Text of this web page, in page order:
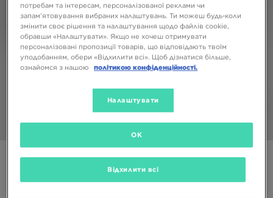
ONLY AT JD
SUPPLY & DEMAND ШТАНИ KILO CRG PNT
потребам та інтересам, персоналізованої реклами чи
запам’ятовування вибраних налаштувань. Ти можеш будь-коли
змінити своє рішення та налаштування щодо файлів cookie,
обравши «Налаштувати». Якщо не хочеш отримувати
персоналізовані пропозиції товарів, що відповідають твоїм
уподобанням, обери «Відхилити всі». Щоб дізнатися більше,
ознайомся з нашою
політикою конфіденційності.
Налаштувати
Відхилити всі
OK